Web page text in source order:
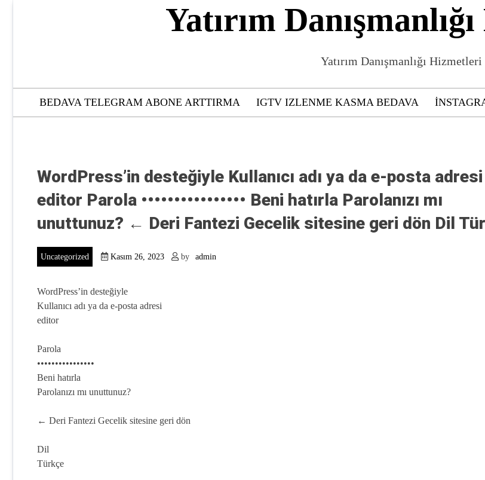
Yatırım
Yatırım Danışmanlığı Hizmetleri
BEDAVA TELEGRAM ABONE ARTTIRMA IGTV IZLENME KASMA BEDAVA
WordPress’in desteğiyle Kullanıcı adı ya da e-posta adresi
editor Parola •••••••••••••••• Beni hatırla Parolanızı mı
unuttunuz? ← Deri Fantezi Gecelik sitesine geri dön Dil
Uncategorized Kasım 26, 2023 by admin
WordPress’in desteğiyle
Kullanıcı adı ya da e-posta adresi
editor
Parola
••••••••••••••••
Beni hatırla
Parolanızı mı unuttunuz?
← Deri Fantezi Gecelik sitesine geri dön
Dil
Türkçe